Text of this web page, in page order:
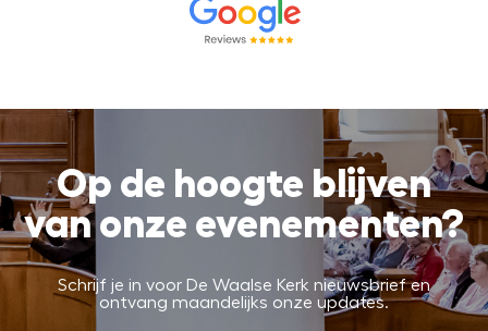
Op de hoogte blijven
van onze evenementen?
Schrijf je in voor De Waalse Kerk nieuwsbrief en
ontvang maandelijks onze updates.